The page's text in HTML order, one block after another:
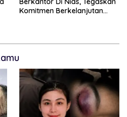
Komitmen Berkelanjutan